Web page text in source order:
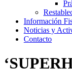
Información
Noticias y
Contacto